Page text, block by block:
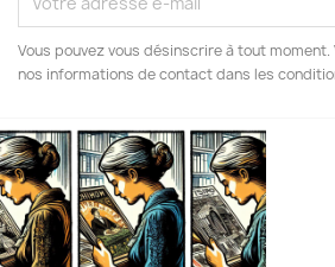
Vous pouvez vous désinscrire à tout
nos informations de contact dans les